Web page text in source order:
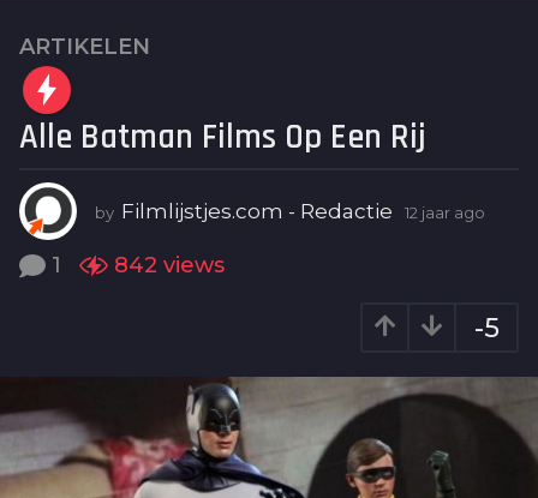
1
2
a
r
a
g
o
g
ARTIKELEN
Alle Batman Films Op Een Rij
by Filmlijstjes.com - Redactie 12 jaar ago
a
1 842 views
-5